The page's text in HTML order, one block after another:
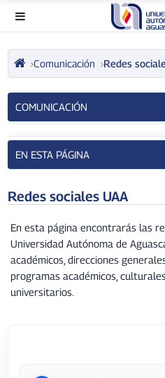
Comunicación Redes
COMUNICACIÓN
EN ESTA PÁGINA
Redes sociales UAA
En esta página encontrarás las
Universidad Autónoma de
académicos, direcciones
programas académicos,
universitarios.